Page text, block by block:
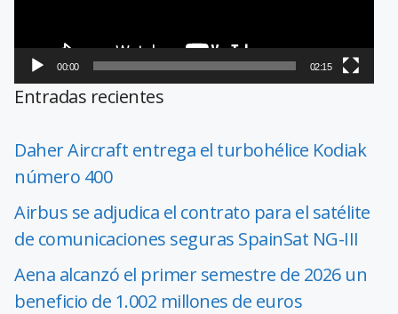
00:00 02:15
Entradas recientes
Daher Aircraft entrega el turbohélice Kodiak
número 400
Airbus se adjudica el contrato para el satélite
de comunicaciones seguras SpainSat NG-III
Aena alcanzó el primer semestre de 2026 un
beneficio de 1.002 millones de euros